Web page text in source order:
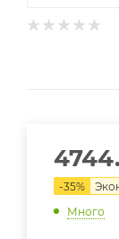
-35%
Много